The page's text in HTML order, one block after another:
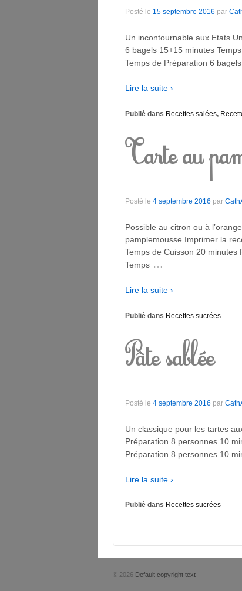
Posté le 15 septembre 2016 par
Un incontournable aux Etats
6 bagels 15+15 minutes
Temps de Préparation 6
Lire la suite ›
Publié dans Recettes salées,
Tarte au
Posté le 4 septembre 2016 par
Possible au citron ou à
pamplemousse Imprimer la
Temps de Cuisson 20 minutes
Temps …
Lire la suite ›
Publié dans Recettes sucrées
Pâte sablée
Posté le 4 septembre 2016 par
Un classique pour les tartes
Préparation 8 personnes 10
Préparation 8 personnes 10
Lire la suite ›
Publié dans Recettes sucrées
© 2026 Default copyright text